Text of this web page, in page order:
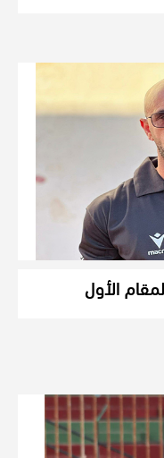
الأول